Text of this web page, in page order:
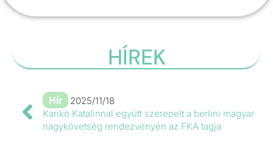
HÍREK
Hír
2025/11/18
Karikó Katalinnal együtt szerepelt a berlini magyar
nagykövetség rendezvényén az FKA tagja